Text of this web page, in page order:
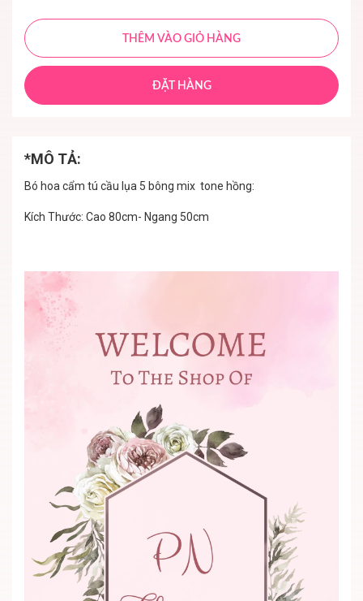
THÊM VÀO GIỎ HÀNG
ĐẶT HÀNG
*MÔ TẢ:
Bó hoa cẩm tú cầu lụa 5 bông mix tone hồng:
Kích Thước: Cao 80cm- Ngang 50cm